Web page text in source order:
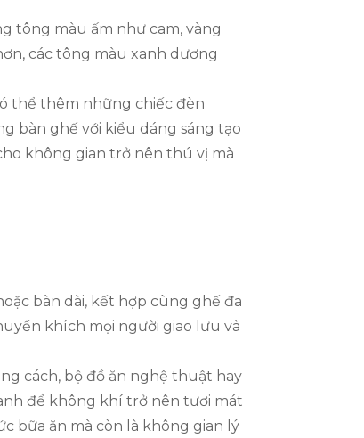
tông màu ấm như cam, vàng
các tông màu xanh dương
thể thêm những chiếc đèn
bàn ghế với kiểu dáng sáng tạo
không gian trở nên thú vị mà
bàn dài, kết hợp cùng ghế đa
khích mọi người giao lưu và
cách, bộ đồ ăn nghệ thuật hay
để không khí trở nên tươi mát
bữa ăn mà còn là không gian lý